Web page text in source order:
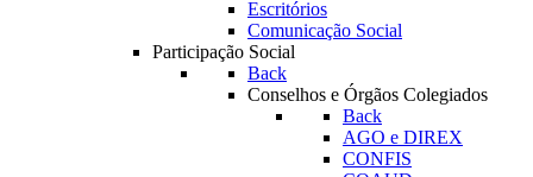
Escritórios
Comunicação Social
Participação Social
Back
Conselhos e Órgãos Colegiados
Back
AGO e DIREX
CONFIS